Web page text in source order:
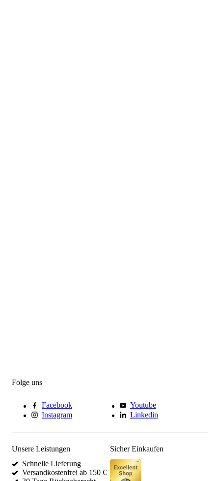
Folge uns
Facebook
Youtube
Instagram
Linkedin
Unsere Leistungen
Schnelle Lieferung
Versandkostenfrei ab 150 €
Sicher Einkaufen